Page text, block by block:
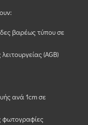
βαρέως τύπου σε
(AGB)
ανά 1cm σε
φωτογραφίες